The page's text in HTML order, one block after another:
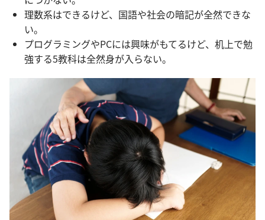
理数系はできるけど、国語や社会の暗記が全然できな
い。
プログラミングやPCには興味がもてるけど、机上で勉
強する5教科は全然身が入らない。